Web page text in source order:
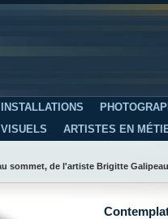
INSTALLATIONS
ARTISTES EN
sommet, de l'artiste Brigitte